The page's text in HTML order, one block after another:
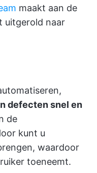
maakt aan de
uitgerold naar
defecten snel en
de
kunt u
waardoor
toeneemt.